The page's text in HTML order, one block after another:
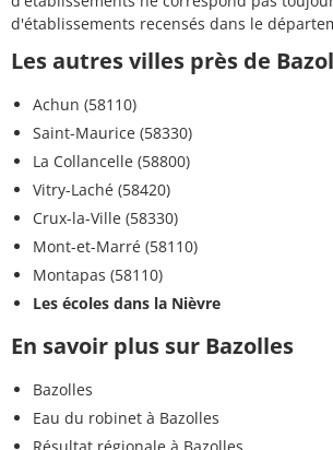
d'établissements recensés dans le
Les autres villes près de
Achun (58110)
Saint-Maurice (58330)
La Collancelle (58800)
Vitry-Laché (58420)
Crux-la-Ville (58330)
Mont-et-Marré (58110)
Montapas (58110)
Les écoles dans la Nièvre
En savoir plus sur Bazolles
Bazolles
Eau du robinet à Bazolles